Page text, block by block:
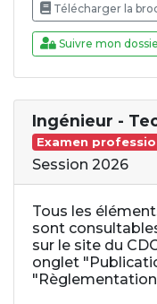
Télécharger la
Suivre mon
Ingénieur -
Examen
Session 2026
Tous les
sont
sur le site du
onglet